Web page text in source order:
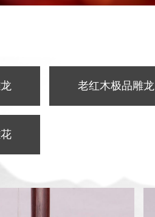
老红木极品雕龙